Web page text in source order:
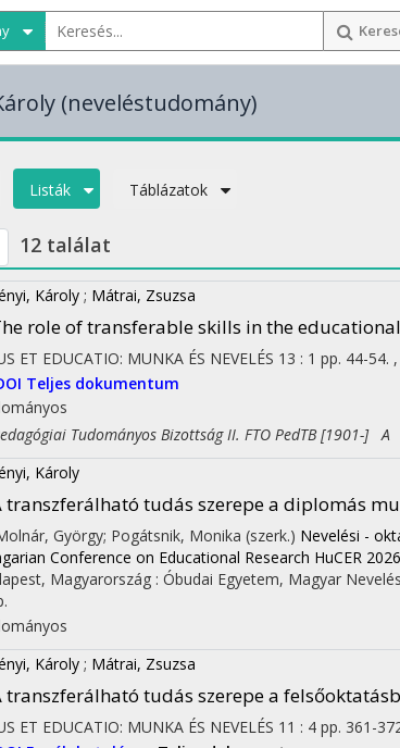
(neveléstudomány)
Listák Táblázatok
12 találat
Károly ; Mátrai, Zsuzsa
role of transferable skills in the
ET EDUCATIO: MUNKA ÉS NEVELÉS 13 : 1 pp. 44-54.
Teljes dokumentum
Tudományos Bizottság II. FTO PedTB [1901-] A
Károly
transzferálható tudás szerepe a diplomás
György; Pogátsnik, Monika (szerk.) Nevelési -
Conference on Educational Research HuCER 2026
Magyarország : Óbudai Egyetem, Magyar
Károly ; Mátrai, Zsuzsa
transzferálható tudás szerepe a
ET EDUCATIO: MUNKA ÉS NEVELÉS 11 : 4 pp. 361-